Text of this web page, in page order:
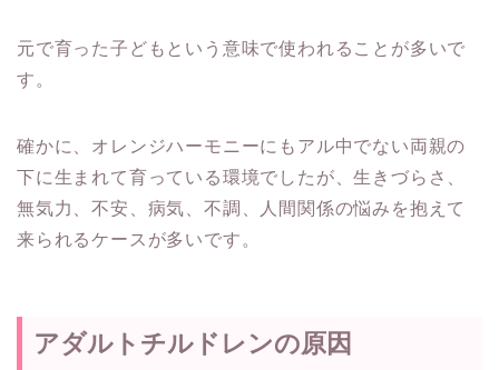
元で育った子どもという意味で使われることが多いで
す。
確かに、オレンジハーモニーにもアル中でない両親の
下に生まれて育っている環境でしたが、生きづらさ、
無気力、不安、病気、不調、人間関係の悩みを抱えて
来られるケースが多いです。
アダルトチルドレンの原因